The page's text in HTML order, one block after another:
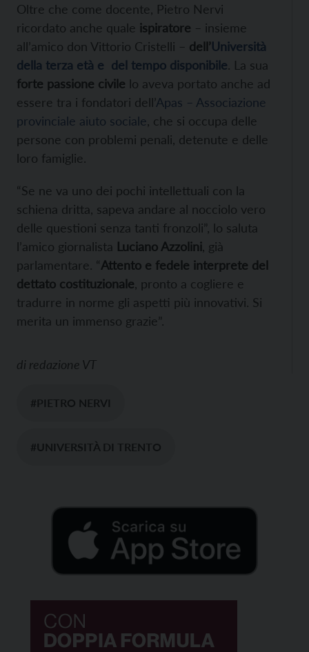
Oltre che come docente, Pietro Nervi
ricordato anche quale ispiratore – insieme
all’amico don Vittorio Cristelli – dell’Università
della terza età e del tempo disponibile. La sua
forte passione civile lo aveva portato anche ad
essere tra i fondatori dell’Apas – Associazione
provinciale aiuto sociale , che si occupa delle
persone con problemi penali, detenute e delle
loro famiglie.
“Se ne va uno dei pochi intellettuali con la
schiena dritta, sapeva andare al nocciolo vero
delle questioni senza tanti fronzoli”, lo saluta
l’amico giornalista Luciano Azzolini , già
parlamentare. “Attento e fedele interprete del
dettato costituzionale , pronto a cogliere e
tradurre in norme gli aspetti più innovativi. Si
merita un immenso grazie”.
di redazione VT
#PIETRO NERVI
#UNIVERSITÀ DI TRENTO